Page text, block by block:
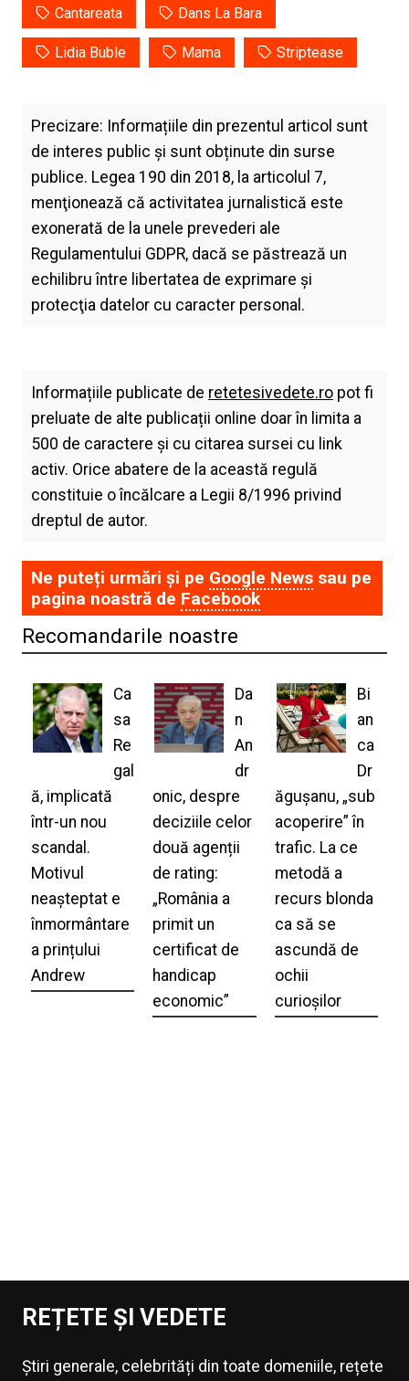
Cantareata Dans La Bara
Lidia Buble Mama Striptease
Precizare: Informațiile din prezentul articol sunt
de interes public și sunt obținute din surse
publice. Legea 190 din 2018, la articolul 7,
menţionează că activitatea jurnalistică este
exonerată de la unele prevederi ale
Regulamentului GDPR, dacă se păstrează un
echilibru între libertatea de exprimare şi
protecţia datelor cu caracter personal.
Informațiile publicate de retetesivedete.ropot fi
preluate de alte publicații online doar în limita a
500 de caractere și cu citarea sursei cu link
activ. Orice abatere de la această regulă
constituie o încălcare a Legii 8/1996 privind
dreptul de autor.
Ne puteți urmări și pe Google Newssau pe
pagina noastră de Facebook
Recomandarile noastre
Ca
sa
Re
gal
ă, implicată
într-un nou
scandal.
Motivul
neașteptat e
înmormântare
a prințului
Andrew
Da
n
An
dr
onic, despre
deciziile celor
două agenții
de rating:
„România a
primit un
certificat de
handicap
economic”
Bi
an
ca
Dr
ăgușanu, „sub
acoperire” în
trafic. La ce
metodă a
recurs blonda
ca să se
ascundă de
ochii
curioșilor
REȚETE ȘI VEDETE
Știri generale, celebrități din toate domeniile, rețete